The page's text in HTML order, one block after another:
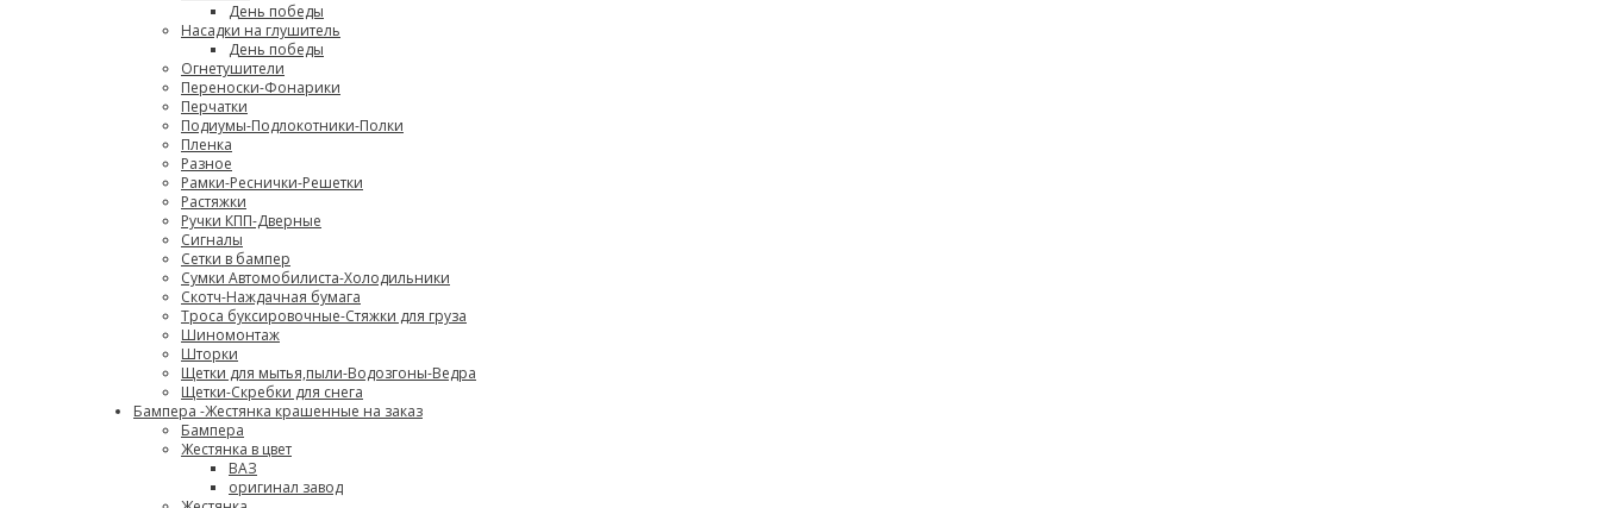
День победы
Насадки на глушитель
День победы
Огнетушители
Переноски-Фонарики
Перчатки
Подиумы-Подлокотники-Полки
Пленка
Разное
Рамки-Реснички-Решетки
Растяжки
Ручки КПП-Дверные
Сигналы
Сетки в бампер
Сумки Автомобилиста-Холодильники
Скотч-Наждачная бумага
Троса буксировочные-Стяжки для груза
Шиномонтаж
Шторки
Щетки для мытья,пыли-Водозгоны-Ведра
Щетки-Скребки для снега
Бампера -Жестянка крашенные на заказ
Бампера
Жестянка в цвет
ВАЗ
оригинал завод